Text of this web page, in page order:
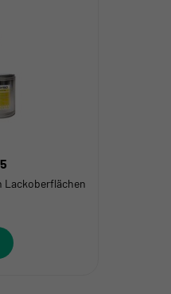
Lackoberflächen